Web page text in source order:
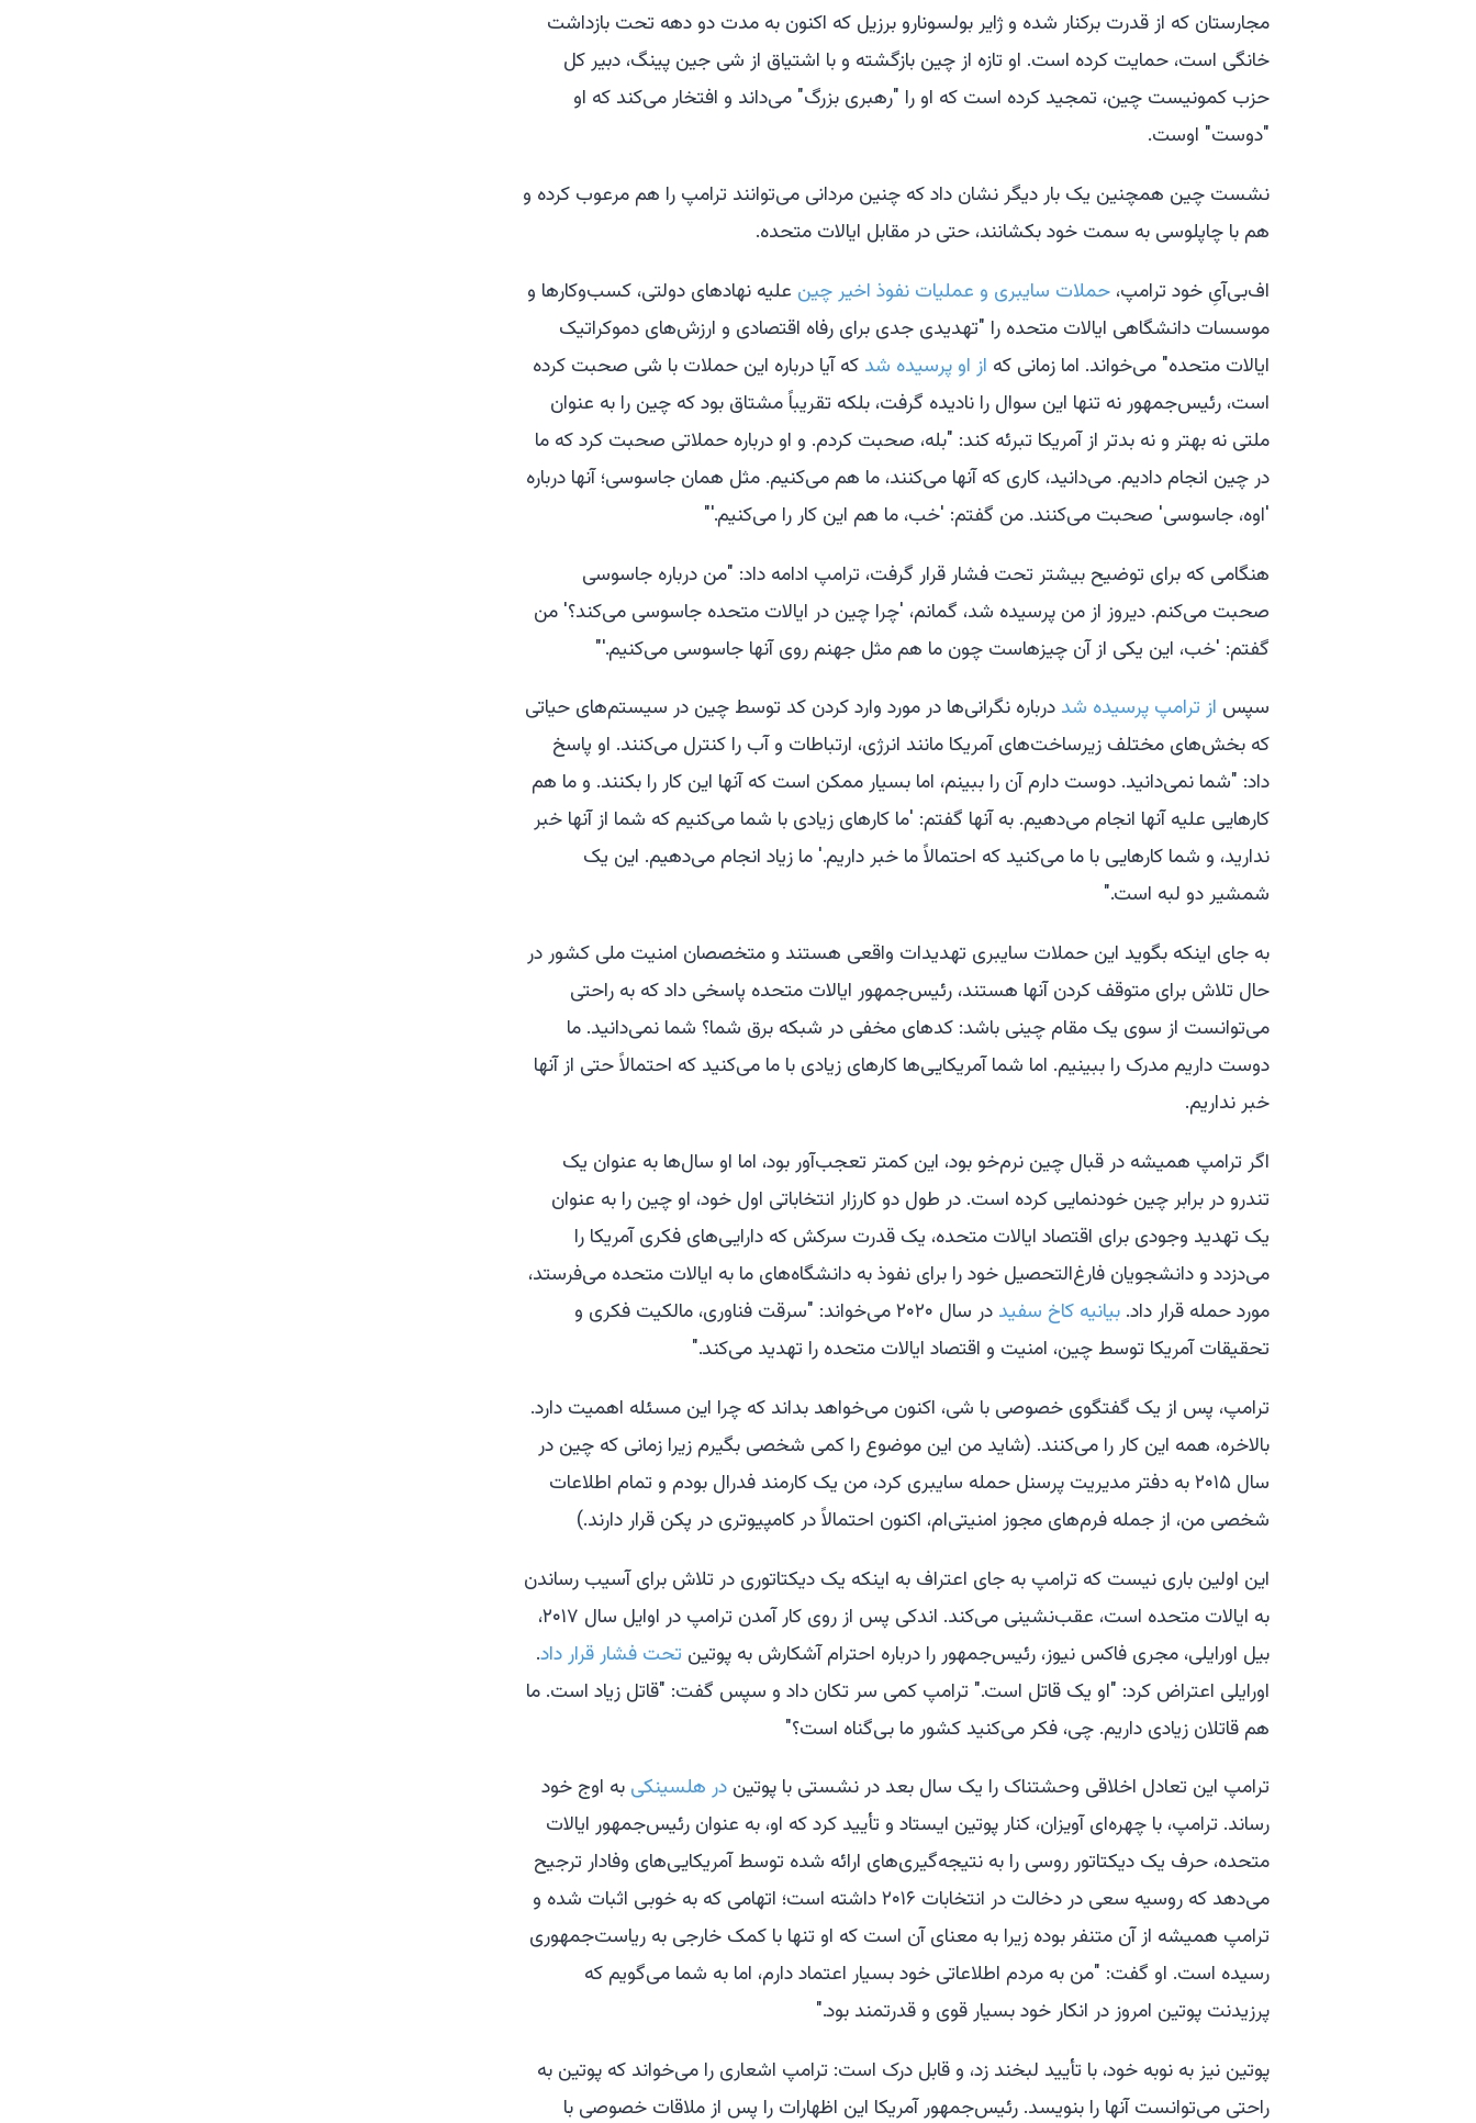
مجارستان که از قدرت برکنار شده و ژایر بولسونارو برزیل که اکنون به مدت دو دهه تحت بازداشت
خانگی است، حمایت کرده است. او تازه از چین بازگشته و با اشتیاق از شی جین پینگ، دبیر کل
حزب کمونیست چین، تمجید کرده است که او را "رهبری بزرگ" می‌داند و افتخار می‌کند که او
"دوست" اوست.
نشست چین همچنین یک بار دیگر نشان داد که چنین مردانی می‌توانند ترامپ را هم مرعوب کرده و
هم با چاپلوسی به سمت خود بکشانند، حتی در مقابل ایالات متحده.
اف‌بی‌آیِ خود ترامپ، حملات سایبری و عملیات نفوذ اخیر چین علیه نهادهای دولتی، کسب‌وکارها و
موسسات دانشگاهی ایالات متحده را "تهدیدی جدی برای رفاه اقتصادی و ارزش‌های دموکراتیک
ایالات متحده" می‌خواند. اما زمانی که از او پرسیده شد که آیا درباره این حملات با شی صحبت کرده
است، رئیس‌جمهور نه تنها این سوال را نادیده گرفت، بلکه تقریباً مشتاق بود که چین را به عنوان
ملتی نه بهتر و نه بدتر از آمریکا تبرئه کند: "بله، صحبت کردم. و او درباره حملاتی صحبت کرد که ما
در چین انجام دادیم. می‌دانید، کاری که آنها می‌کنند، ما هم می‌کنیم. مثل همان جاسوسی؛ آنها درباره
'اوه، جاسوسی' صحبت می‌کنند. من گفتم: 'خب، ما هم این کار را می‌کنیم.'"
هنگامی که برای توضیح بیشتر تحت فشار قرار گرفت، ترامپ ادامه داد: "من درباره جاسوسی
صحبت می‌کنم. دیروز از من پرسیده شد، گمانم، 'چرا چین در ایالات متحده جاسوسی می‌کند؟' من
گفتم: 'خب، این یکی از آن چیزهاست چون ما هم مثل جهنم روی آنها جاسوسی می‌کنیم.'"
سپس از ترامپ پرسیده شد درباره نگرانی‌ها در مورد وارد کردن کد توسط چین در سیستم‌های حیاتی
که بخش‌های مختلف زیرساخت‌های آمریکا مانند انرژی، ارتباطات و آب را کنترل می‌کنند. او پاسخ
داد: "شما نمی‌دانید. دوست دارم آن را ببینم، اما بسیار ممکن است که آنها این کار را بکنند. و ما هم
کارهایی علیه آنها انجام می‌دهیم. به آنها گفتم: 'ما کارهای زیادی با شما می‌کنیم که شما از آنها خبر
ندارید، و شما کارهایی با ما می‌کنید که احتمالاً ما خبر داریم.' ما زیاد انجام می‌دهیم. این یک
شمشیر دو لبه است."
به جای اینکه بگوید این حملات سایبری تهدیدات واقعی هستند و متخصصان امنیت ملی کشور در
حال تلاش برای متوقف کردن آنها هستند، رئیس‌جمهور ایالات متحده پاسخی داد که به راحتی
می‌توانست از سوی یک مقام چینی باشد: کدهای مخفی در شبکه برق شما؟ شما نمی‌دانید. ما
دوست داریم مدرک را ببینیم. اما شما آمریکایی‌ها کارهای زیادی با ما می‌کنید که احتمالاً حتی از آنها
خبر نداریم.
اگر ترامپ همیشه در قبال چین نرم‌خو بود، این کمتر تعجب‌آور بود، اما او سال‌ها به عنوان یک
تندرو در برابر چین خودنمایی کرده است. در طول دو کارزار انتخاباتی اول خود، او چین را به عنوان
یک تهدید وجودی برای اقتصاد ایالات متحده، یک قدرت سرکش که دارایی‌های فکری آمریکا را
می‌دزدد و دانشجویان فارغ‌التحصیل خود را برای نفوذ به دانشگاه‌های ما به ایالات متحده می‌فرستد،
مورد حمله قرار داد. بیانیه کاخ سفید
در سال ۲۰۲۰ می‌خواند: "سرقت فناوری، مالکیت فکری و
تحقیقات آمریکا توسط چین، امنیت و اقتصاد ایالات متحده را تهدید می‌کند."
ترامپ، پس از یک گفتگوی خصوصی با شی، اکنون می‌خواهد بداند که چرا این مسئله اهمیت دارد.
بالاخره، همه این کار را می‌کنند. (شاید من این موضوع را کمی شخصی بگیرم زیرا زمانی که چین در
سال ۲۰۱۵ به دفتر مدیریت پرسنل حمله سایبری کرد، من یک کارمند فدرال بودم و تمام اطلاعات
شخصی من، از جمله فرم‌های مجوز امنیتی‌ام، اکنون احتمالاً در کامپیوتری در پکن قرار دارند.)
این اولین باری نیست که ترامپ به جای اعتراف به اینکه یک دیکتاتوری در تلاش برای آسیب رساندن
به ایالات متحده است، عقب‌نشینی می‌کند. اندکی پس از روی کار آمدن ترامپ در اوایل سال ۲۰۱۷،
بیل اورایلی، مجری فاکس نیوز، رئیس‌جمهور را درباره احترام آشکارش به پوتین تحت فشار قرار داد.
اورایلی اعتراض کرد: "او یک قاتل است." ترامپ کمی سر تکان داد و سپس گفت: "قاتل زیاد است. ما
هم قاتلان زیادی داریم. چی، فکر می‌کنید کشور ما بی‌گناه است؟"
ترامپ این تعادل اخلاقی وحشتناک را یک سال بعد در نشستی با پوتین در هلسینکی به اوج خود
رساند. ترامپ، با چهره‌ای آویزان، کنار پوتین ایستاد و تأیید کرد که او، به عنوان رئیس‌جمهور ایالات
متحده، حرف یک دیکتاتور روسی را به نتیجه‌گیری‌های ارائه شده توسط آمریکایی‌های وفادار ترجیح
می‌دهد که روسیه سعی در دخالت در انتخابات ۲۰۱۶ داشته است؛ اتهامی که به خوبی اثبات شده و
ترامپ همیشه از آن متنفر بوده زیرا به معنای آن است که او تنها با کمک خارجی به ریاست‌جمهوری
رسیده است. او گفت: "من به مردم اطلاعاتی خود بسیار اعتماد دارم، اما به شما می‌گویم که
پرزیدنت پوتین امروز در انکار خود بسیار قوی و قدرتمند بود."
پوتین نیز به نوبه خود، با تأیید لبخند زد، و قابل درک است: ترامپ اشعاری را می‌خواند که پوتین به
راحتی می‌توانست آنها را بنویسد. رئیس‌جمهور آمریکا این اظهارات را پس از ملاقات خصوصی با